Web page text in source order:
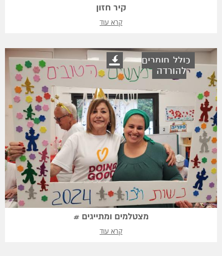
קיר חזון
קרא עוד
כולל חומרים
להורדה
מצטלמים ומתייגים #
קרא עוד